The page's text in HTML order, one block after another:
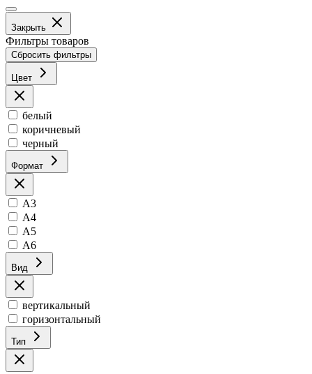
Закрыть
Фильтры товаров
Сбросить фильтры
Цвет
белый
коричневый
черный
Формат
А3
А4
А5
А6
Вид
вертикальный
горизонтальный
Тип